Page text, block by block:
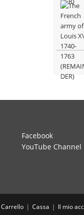
Facebook
YouTube Channel
Carrello Cassa Il mio